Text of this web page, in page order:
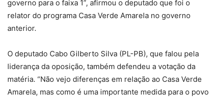
governo para o faixa 1”, afirmou o deputado que foi o
relator do programa Casa Verde Amarela no governo
anterior.
O deputado Cabo Gilberto Silva (PL-PB), que falou pela
liderança da oposição, também defendeu a votação da
matéria. “Não vejo diferenças em relação ao Casa Verde
Amarela, mas como é uma importante medida para o povo